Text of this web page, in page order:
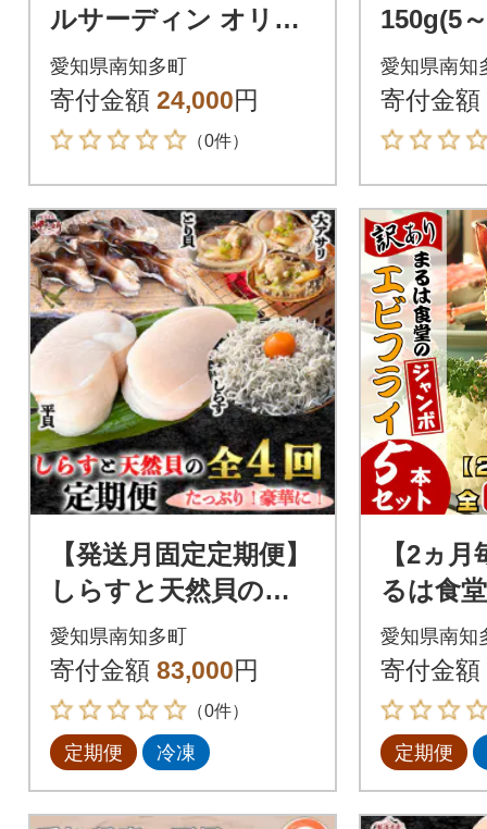
ルサーディン オリー
ブオイル入り 180g(5
～7尾)×5P 豊浜産イワ
シ
愛知県南知多町
寄付金額 24,000円
（0件）
150g(5
産イワ
道
愛知県南知
寄付金額
【発送月固定定期便】
しらすと天然貝の定
期便 全4回
愛知県南知多町
寄付金額 83,000円
（0件）
定期便 冷凍
【2ヵ
るは食
り』エ
ット全6
愛知県南知
寄付金額
定期便